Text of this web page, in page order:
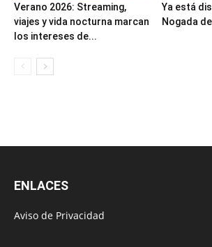
Verano 2026: Streaming,
viajes y vida nocturna marcan
los intereses de...
Ya está
Nogada
ENLACES
Aviso de Privacidad